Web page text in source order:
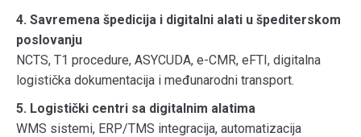
4. Savremena špedicija i digitalni alati u špediterskom
poslovanju
NCTS, T1 procedure, ASYCUDA, e-CMR, eFTI, digitalna
logistička dokumentacija i međunarodni transport.
5. Logistički centri sa digitalnim alatima
WMS sistemi, ERP/TMS integracija, automatizacija